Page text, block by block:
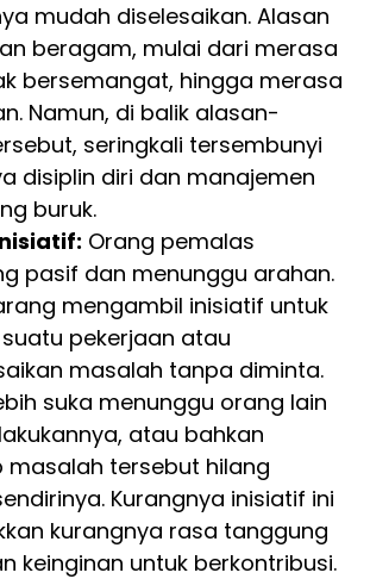
mudah diselesaikan. Alasan
beragam, mulai dari merasa
bersemangat, hingga merasa
Namun, di balik alasan-
seringkali tersembunyi
disiplin diri dan manajemen
buruk.
Orang pemalas
pasif dan menunggu arahan.
mengambil inisiatif untuk
pekerjaan atau
masalah tanpa diminta.
suka menunggu orang lain
atau bahkan
masalah tersebut hilang
Kurangnya inisiatif ini
kurangnya rasa tanggung
keinginan untuk berkontribusi.